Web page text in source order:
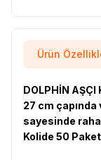
Ürün
DOLPHİN AŞÇI
27 cm
sayesinde
Kolide 50